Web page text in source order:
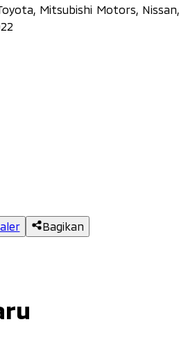
Mitsubishi Motors, Nissan,
Bagikan